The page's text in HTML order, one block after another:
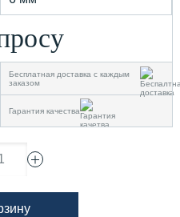
Бесплатная доставка с каждым
заказом
Гарантия качества